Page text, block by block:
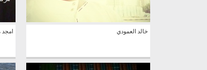
خالد العمودي